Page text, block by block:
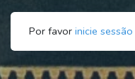
Por favor inicie sessão